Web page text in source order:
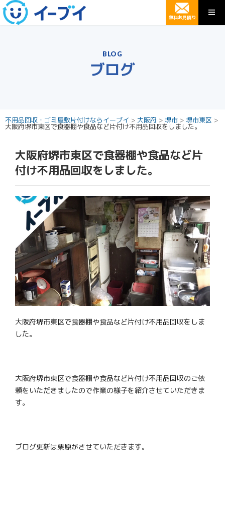
無料お見積り
BLOG
ブログ
不用品回収・ゴミ屋敷片付けならイーブイ > 大阪府 > 堺市 > 堺市東区 >
大阪府堺市東区で食器棚や食品など片付け不用品回収をしました。
大阪府堺市東区で食器棚や食品など片
付け不用品回収をしました。
大阪府堺市東区で食器棚や食品など片付け不用品回収をしま
した。
大阪府堺市東区で食器棚や食品など片付け不用品回収のご依
頼をいただきましたので作業の様子を紹介させていただきま
す。
ブログ更新は栗原がさせていただきます。